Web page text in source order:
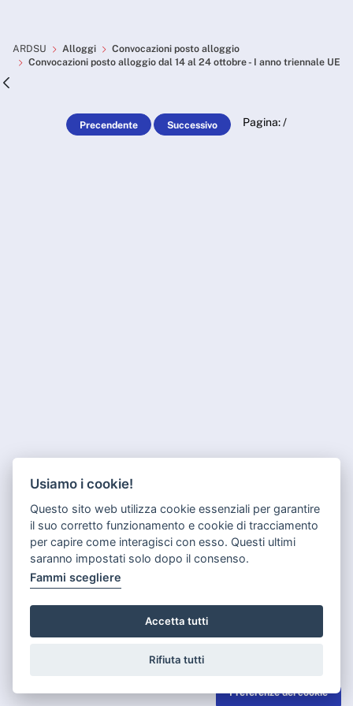
Convocazioni posto
ARDSU Alloggi
Convocazioni posto alloggio
Convocazioni posto alloggio dal 14 al 24 ottobre - I anno triennale UE
Precendente Successivo Pagina:/
Usiamo i cookie!
Questo sito web utilizza cookie essenziali per garantire
il suo corretto funzionamento e cookie di tracciamento
per capire come interagisci con esso. Questi ultimi
saranno impostati solo dopo il consenso.
Fammi scegliere
Accetta tutti
Rifiuta tutti